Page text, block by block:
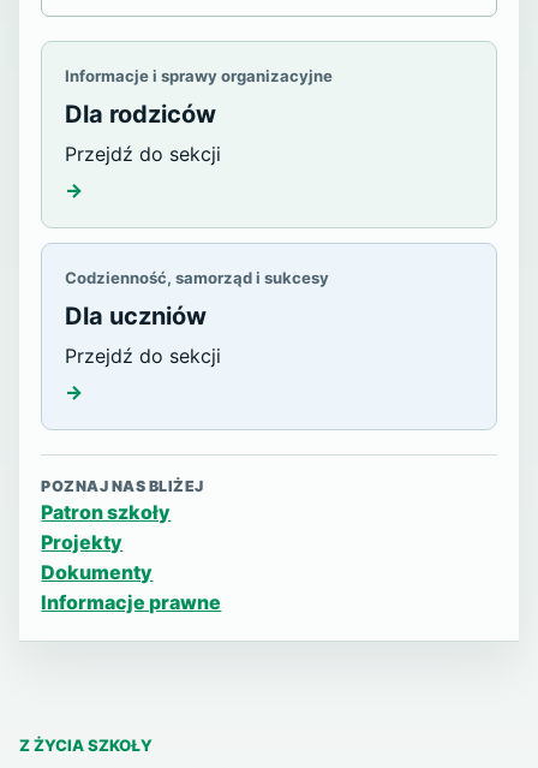
Informacje i sprawy organizacyjne
Dla rodziców
Przejdź do sekcji
→
Codzienność, samorząd i sukcesy
Dla uczniów
Przejdź do sekcji
→
POZNAJ NAS BLIŻEJ
Patron szkoły
Projekty
Dokumenty
Informacje prawne
Z ŻYCIA SZKOŁY